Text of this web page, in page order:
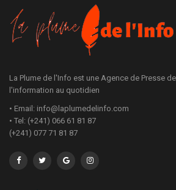
La Plume de l'Info est une Agence de Presse
l'information au quotidien
• Email: info@laplumedelinfo.com
• Tel: (+241) 066 61 81 87
(+241) 077 71 81 87